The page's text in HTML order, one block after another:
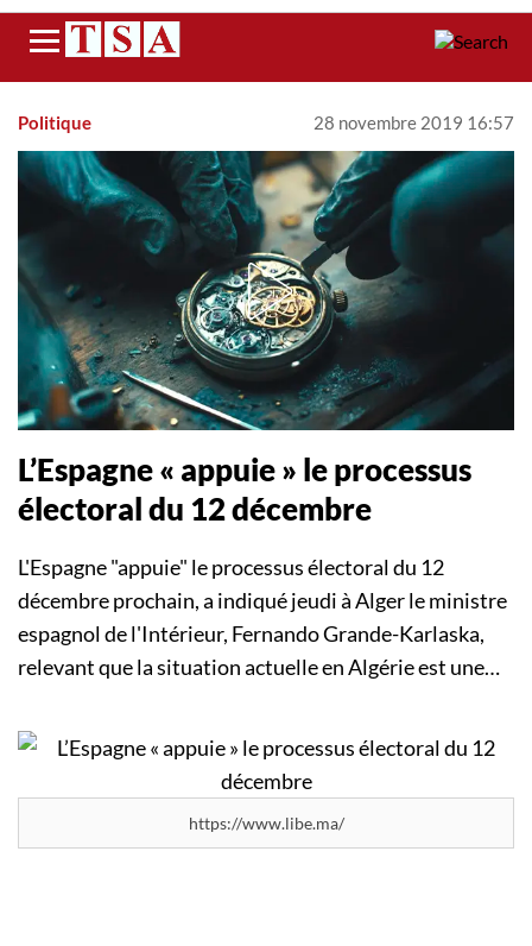
Menu
Politique 28 novembre 2019 16:57
L’Espagne « appuie » le processus
électoral du 12 décembre
L'Espagne "appuie" le processus électoral du 12
décembre prochain, a indiqué jeudi à Alger le ministre
espagnol de l'Intérieur, Fernando Grande-Karlaska,
relevant que la situation actuelle en Algérie est une…
https://www.libe.ma/